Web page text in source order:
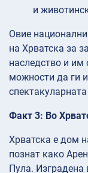
и
Овие
на Хрватска за
наследство и им
можности да ги
Факт 3: Во
Хрватска е дом
познат како
Пула. Изградена